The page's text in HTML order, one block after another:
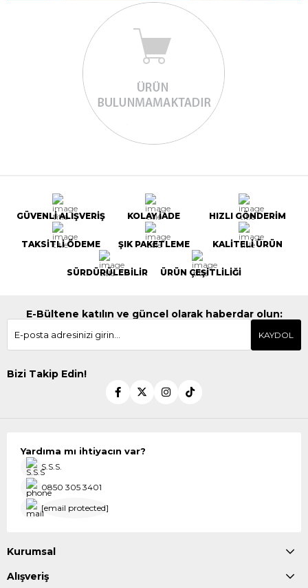
GÜVENLİ ALIŞVERİŞ KOLAY İADE HIZLI GÖNDERİM
TAKSİTLİ ÖDEME ŞIK PAKETLEME KALİTELİ ÜRÜN
SÜRDÜRÜLEBİLİR ÜRÜN ÇEŞİTLİLİĞİ
E-Bültene katılın ve güncel olarak haberdar olun:
KAYDOL
Bizi Takip Edin!
Yardıma mı ihtiyacın var?
S.S.S.
0850 305 3401
[email protected]
Kurumsal
Alışveriş